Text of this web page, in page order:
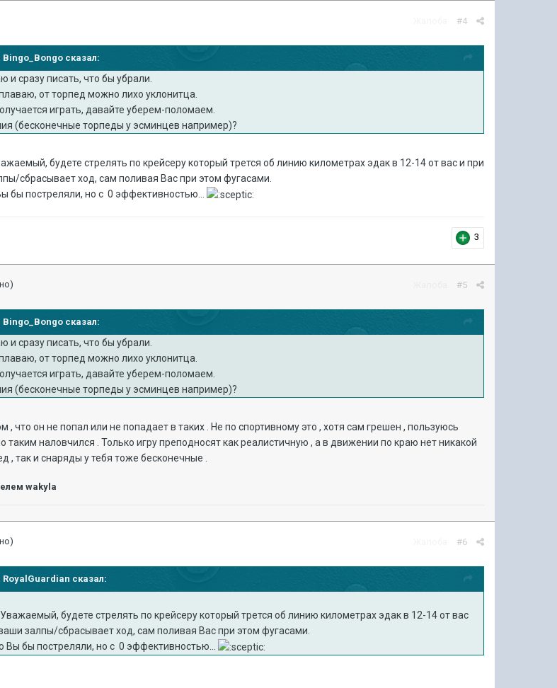
#4
Bingo_Bongo сказал:
и сразу писать, что бы убрали.
от торпед можно лихо уклонитца.
играть, давайте уберем-поломаем.
(бесконечные торпеды у эсминцев например)?
будете стрелять по крейсеру который трется об линию километрах эдак в 12-14 от вас и при
сбрасывает ход, сам поливая Васпри этом фугасами.
бы постреляли, но с 0 эффективностью...
3
#5
Bingo_Bongo сказал:
и сразу писать, что бы убрали.
от торпед можно лихо уклонитца.
играть, давайте уберем-поломаем.
(бесконечные торпеды у эсминцев например)?
, что он не попал или не попадает в таких . Не по спортивному это , хотя сам грешен , пользуюсь
таким наловчился . Только игру преподносят как реалистичную , а в движении по краю нет никакой
, так и снаряды у тебя тоже бесконечные .
wakyla
#6
RoyalGuardian сказал:
будете стрелять по крейсеру который трется об линию километрах эдак в 12-14 от вас
залпы/сбрасывает ход, сам поливая Васпри этом фугасами.
Вы бы постреляли, но с 0 эффективностью...